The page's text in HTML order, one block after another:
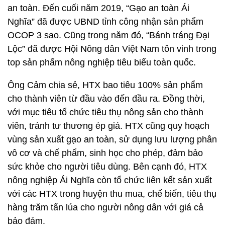
an toàn. Đến cuối năm 2019, “Gạo an toàn Ái
Nghĩa” đã được UBND tỉnh công nhận sản phẩm
OCOP 3 sao. Cũng trong năm đó, “Bánh tráng Đại
Lộc” đã được Hội Nông dân Việt Nam tôn vinh trong
top sản phẩm nông nghiệp tiêu biểu toàn quốc.
Ông Cảm chia sẻ, HTX bao tiêu 100% sản phẩm
cho thành viên từ đầu vào đến đầu ra. Đồng thời,
với mục tiêu tổ chức tiêu thụ nông sản cho thành
viên, tránh tư thương ép giá. HTX cũng quy hoạch
vùng sản xuất gạo an toàn, sử dụng lưu lượng phân
vô cơ và chế phẩm, sinh học cho phép, đảm bảo
sức khỏe cho người tiêu dùng. Bên cạnh đó, HTX
nông nghiệp Ái Nghĩa còn tổ chức liên kết sản xuất
với các HTX trong huyện thu mua, chế biến, tiêu thụ
hàng trăm tấn lúa cho người nông dân với giá cả
bảo đảm.